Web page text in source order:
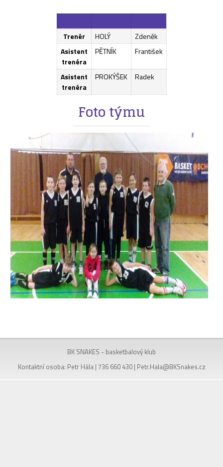
Trenér HOLÝ
Zdeněk
Asistent
trenéra
PĚTNÍK František
Asistent
trenéra
PROKÝŠEK Radek
Foto týmu
BK SNAKES - basketbalový klub
Kontaktní osoba: Petr Hála | 736 660 430 | Petr.Hala@BKSnakes.cz